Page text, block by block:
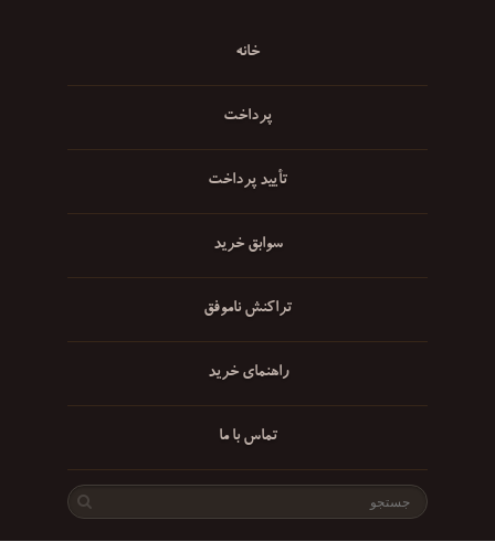
خانه
پرداخت
تأیید پرداخت
سوابق خرید
تراکنش ناموفق
راهنمای خرید
تماس با ما